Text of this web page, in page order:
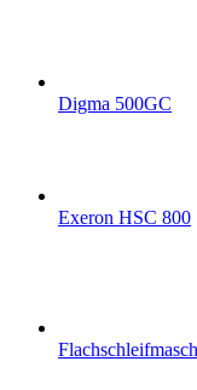
Digma 500GC
Exeron HSC 800